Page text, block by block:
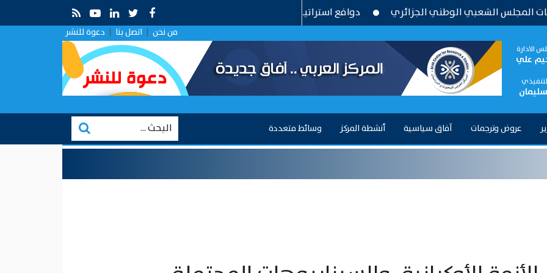
دوافع استراتيجية وتحديات بنيوية .. قراءة في التقارب الروسي في ظل الصراع الإيراني–الإسرائيلي الوطني الجزائري
من نحن| اتصل بنا | دعوة للنشر
الادارة
علي
عروض وترجمات آفاق سياسية أنشطة المركز وسائط متعددة